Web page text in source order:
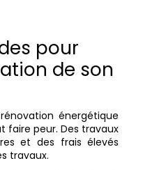
pour
de son
énergétique
faire peur. Des travaux
et des frais élevés
travaux.